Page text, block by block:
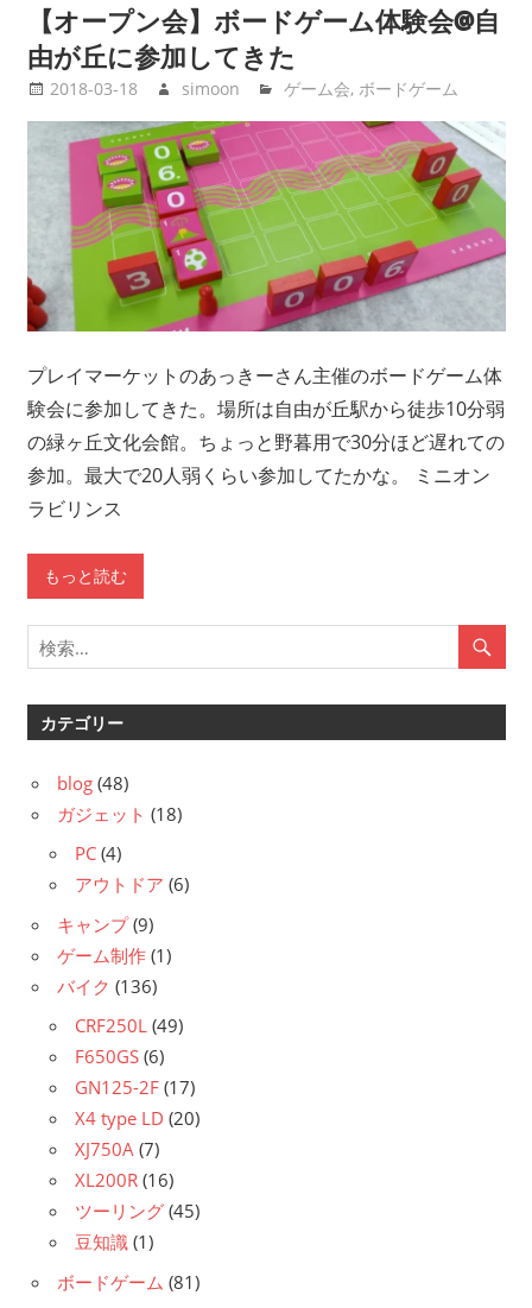
【オープン会】ボードゲーム体験会@自
由が丘に参加してきた
2018-03-18 simoon ゲーム会, ボードゲーム
プレイマーケットのあっきーさん主催のボードゲーム体
験会に参加してきた。場所は自由が丘駅から徒歩10分弱
の緑ヶ丘文化会館。ちょっと野暮用で30分ほど遅れての
参加。最大で20人弱くらい参加してたかな。 ミニオン
ラビリンス
もっと読む
カテゴリー
blog (48)
ガジェット (18)
PC (4)
アウトドア (6)
キャンプ(9)
ゲーム制作 (1)
バイク (136)
CRF250L (49)
F650GS (6)
GN125-2F (17)
X4 type LD (20)
XJ750A (7)
XL200R (16)
ツーリング (45)
豆知識 (1)
ボードゲーム (81)